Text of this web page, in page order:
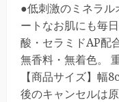
●低刺激のミネラ
ートなお肌にも毎
酸・セラミドAP配
無香料・無着色。
【商品サイズ】幅
後のキャンセルは